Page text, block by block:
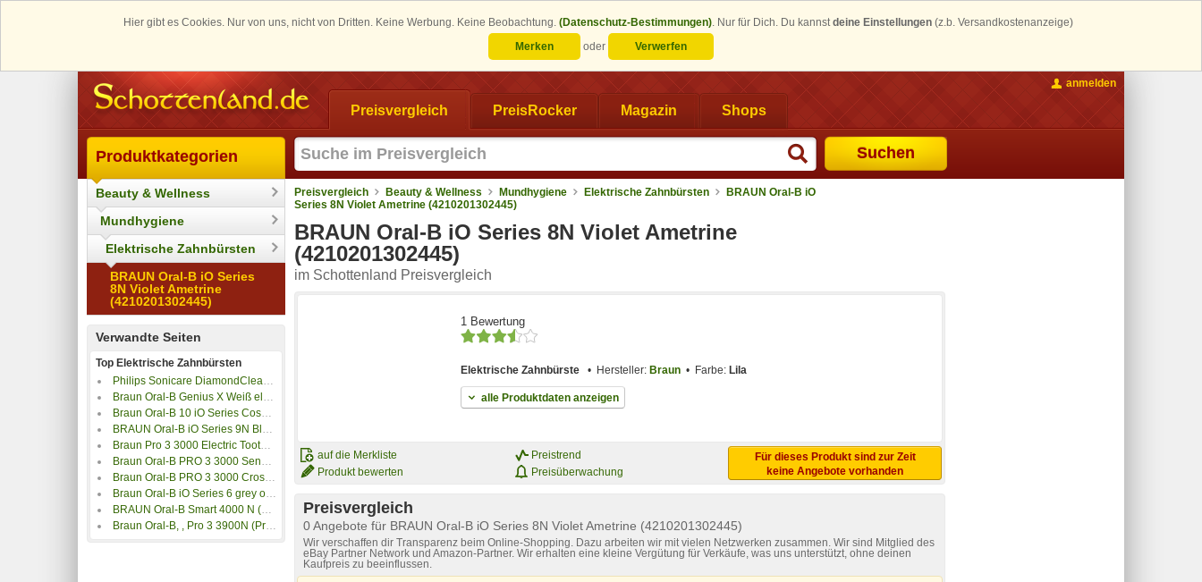
Hier gibt es Cookies. Nur von uns, nicht von Dritten. Keine Werbung. Keine Beobachtung. (Datenschutz-Bestimmungen). Nur für Dich. Du kannstdeine Einstellungen (z.b. Versandkostenanzeige)
Merken
oder Verwerfen
Preisvergleich PreisRocker Magazin Shops
Suchen
anmelden
Produktkategorien
Beauty & Wellness
Mundhygiene
Elektrische Zahnbürsten
BRAUN Oral-B iO Series
8N Violet Ametrine
(4210201302445)
Verwandte Seiten
Top Elektrische Zahnbürsten
Philips Sonicare DiamondClean 9000
Braun Oral-B Genius X Weiß elektrische Zahnbürste 80354126
Braun Oral-B 10 iO Series Cosmic Black
BRAUN Oral-B iO Series 9N Black Onyx
Braun Pro 3 3000 Electric Toothbrush Weiß PRO33000_B
Braun Oral-B PRO 3 3000 Sensitive Clean Blue
Braun Oral-B PRO 3 3000 Cross Action Black Edition JAS 22
Braun Oral-B iO Series 6 grey opal + Etui
BRAUN Oral-B Smart 4000 N (OBS4000N)
Braun Oral-B, , Pro 3 3900N (Pro 3)
Preisvergleich Beauty & Wellness Mundhygiene Elektrische Zahnbürsten
BRAUN Oral-B iO
Series 8N Violet Ametrine (4210201302445)
BRAUN Oral-B iO Series 8N Violet Ametrine
(4210201302445)
im Schottenland Preisvergleich
1 Bewertung
Elektrische Zahnbürste Hersteller: Braun Farbe: Lila
alle Produktdaten anzeigen
auf die Merkliste
Produkt bewerten
Preistrend
Preisüberwachung
Für dieses Produkt sind zur Zeit
keine Angebote vorhanden
Preisvergleich
0 Angebote für BRAUN Oral-B iO Series 8N Violet Ametrine (4210201302445)
Wir verschaffen dir Transparenz beim Online-Shopping. Dazu arbeiten wir mit vielen Netzwerken zusammen. Wir sind Mitglied des
eBay Partner Network und Amazon-Partner. Wir erhalten eine kleine Vergütung für Verkäufe, was uns unterstützt, ohne deinen
Kaufpreis zu beeinflussen.